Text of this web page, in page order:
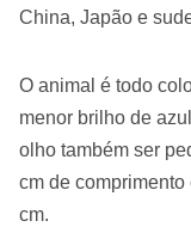
China, Japão e
O animal é todo
menor brilho de
olho também ser
cm de
cm.